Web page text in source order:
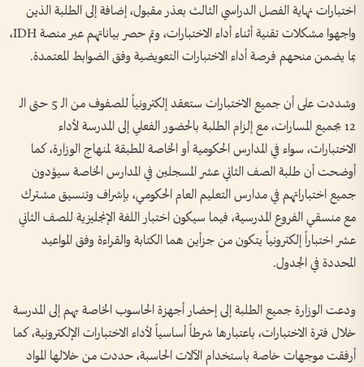
اختبارات نهاية الفصل الدراسي الثالث بعذر مقبول، إضافة إلى الطلبة الذين
واجهوا مشكلات تقنية أثناء أداء الاختبارات، وتم حصر بياناتهم عبر منصة IDH،
بما يضمن منحهم فرصة أداء الاختبارات التعويضية وفق الضوابط المعتمدة.
وشددت على أن جميع الاختبارات ستعقد إلكترونياً للصفوف من الـ 5 حتى الـ
12 بجميع المسارات، مع إلزام الطلبة بالحضور الفعلي إلى المدرسة لأداء
الاختبارات، سواء في المدارس الحكومية أو الخاصة المطبقة لمنهاج الوزارة، كما
أوضحت أن طلبة الصف الثاني عشر المسجلين في المدارس الخاصة سيؤدون
جميع اختباراتهم في مدارس التعليم العام الحكومي، بإشراف وتنسيق مشترك
مع منسقي الفروع المدرسية، فيما سيكون اختبار اللغة الإنجليزية للصف الثاني
عشر اختباراً إلكترونياً يتكون من جزأين هما الكتابة والقراءة وفق المواعيد
المحددة في الجدول.
ودعت الوزارة جميع الطلبة إلى إحضار أجهزة الحاسوب الخاصة بهم إلى المدرسة
خلال فترة الاختبارات، باعتبارها شرطاً أساسياً لأداء الاختبارات الإلكترونية، كما
أرفقت موجهات خاصة باستخدام الآلات الحاسبة، حددت من خلالها المواد